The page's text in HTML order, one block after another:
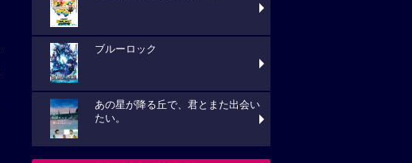
ブルーロック
あの星が降る丘で、君とまた出会い
たい。